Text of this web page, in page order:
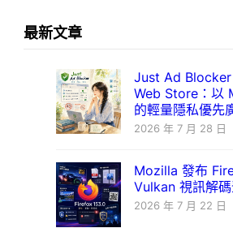
最新文章
Just Ad
Web Store：以
的輕量隱私優先
2026 年 7 月 28 日
Mozilla 發布
Vulkan 視訊解
2026 年 7 月 22 日